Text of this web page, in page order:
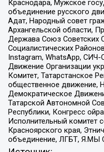
Краснодара, Мужское
объединение русского
Адат, Народный совет
Архангельской области,
Держава Союз Советских
Социалистических
Instagram, WhatsApp,
Движение Организации
Комитет, Татарстанское
общественное движение,
Демократическое
Татарской Автономной
Республики, Конгресс
Исполнительный комитет
Красноярского края,
объединение, ЛГБТ, Я.МЫ